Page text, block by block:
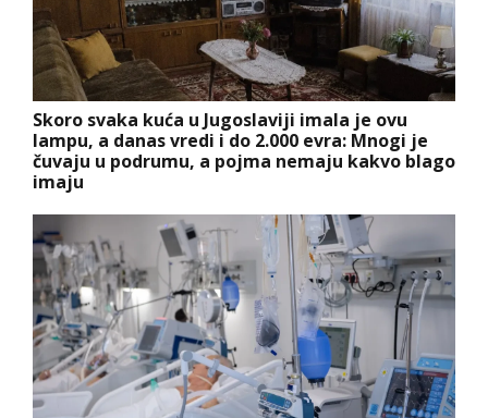
Skoro svaka kuća u Jugoslaviji imala je ovu
lampu, a danas vredi i do 2.000 evra: Mnogi je
čuvaju u podrumu, a pojma nemaju kakvo blago
imaju